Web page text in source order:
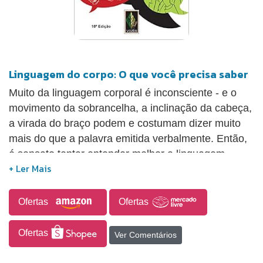
Linguagem do corpo: O que você precisa saber
Muito da linguagem corporal é inconsciente - e o
movimento da sobrancelha, a inclinação da cabeça,
a virada do braço podem e costumam dizer muito
mais do que a palavra emitida verbalmente. Então,
é sensato tentar entender melhor a linguagem
corporal. Ao ler os outros com maior precisão e
profissional, social e amorosa só têm a se
enriquecer.
Ofertas Ofertas
Ofertas Ver Comentários